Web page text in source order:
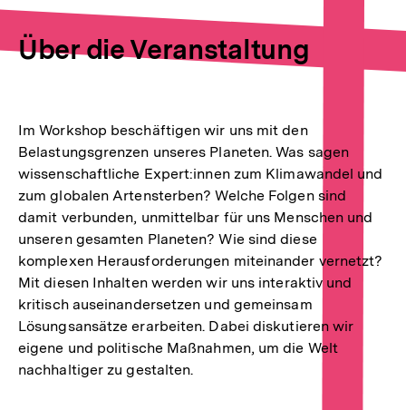
Über die Veranstaltung
Im Workshop beschäftigen wir uns mit den
Belastungsgrenzen unseres Planeten. Was sagen
wissenschaftliche Expert:innen zum Klimawandel und
zum globalen Artensterben? Welche Folgen sind
damit verbunden, unmittelbar für uns Menschen und
unseren gesamten Planeten? Wie sind diese
komplexen Herausforderungen miteinander vernetzt?
Mit diesen Inhalten werden wir uns interaktiv und
kritisch auseinandersetzen und gemeinsam
Lösungsansätze erarbeiten. Dabei diskutieren wir
eigene und politische Maßnahmen, um die Welt
nachhaltiger zu gestalten.